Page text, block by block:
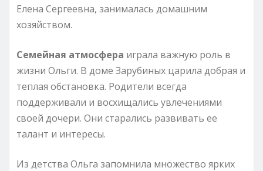
Елена Сергеевна, занималась домашним
хозяйством.
Семейная атмосфера играла важную роль в
жизни Ольги. В доме Зарубиных царила добрая и
теплая обстановка. Родители всегда
поддерживали и восхищались увлечениями
своей дочери. Они старались развивать ее
талант и интересы.
Из детства Ольга запомнила множество ярких